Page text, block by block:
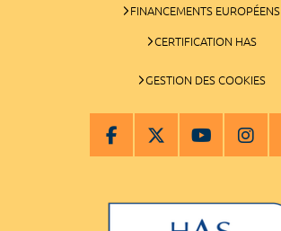
FINANCEMENTS EUROPÉENS
CERTIFICATION HAS
GESTION DES COOKIES